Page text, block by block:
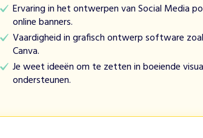
Ervaring in het ontwerpen van Social Media
online banners.
Vaardigheid in grafisch ontwerp software
Canva.
Je weet ideeën om te zetten in boeiende
ondersteunen.